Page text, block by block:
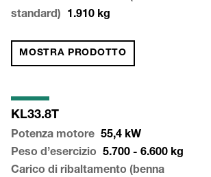
standard)
1.910 kg
MOSTRA PRODOTTO
KL33.8T
Potenza motore 55,4 kW
Peso d’esercizio
5.700 - 6.600 kg
Carico di ribaltamento (benna